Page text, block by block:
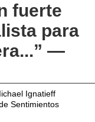
fuerte
para
—
Ignatieff
Sentimientos